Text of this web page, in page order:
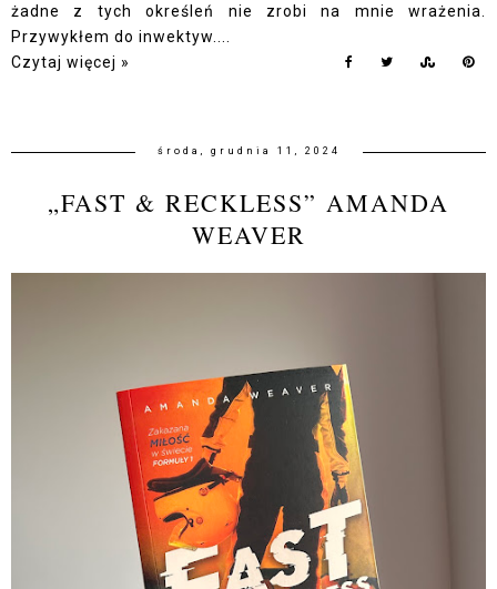
żadne z tych określeń nie zrobi na mnie wrażenia.
Przywykłem do inwektyw....
Czytaj więcej »
środa, grudnia 11, 2024
„FAST & RECKLESS” AMANDA
WEAVER